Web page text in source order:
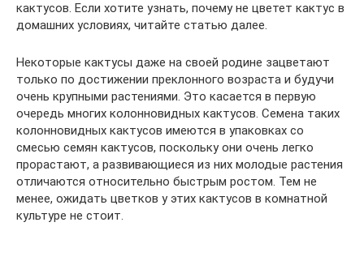
кактусов. Если хотите узнать, почему не цветет кактус в
домашних условиях, читайте статью далее.
Некоторые кактусы даже на своей родине зацветают
только по достижении преклонного возраста и будучи
очень крупными растениями. Это касается в первую
очередь многих колонновидных кактусов. Семена таких
колонновидных кактусов имеются в упаковках со
смесью семян кактусов, поскольку они очень легко
прорастают, а развивающиеся из них молодые растения
отличаются относительно быстрым ростом. Тем не
менее, ожидать цветков у этих кактусов в комнатной
культуре не стоит.